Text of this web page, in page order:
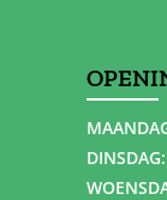
DINSDAG: